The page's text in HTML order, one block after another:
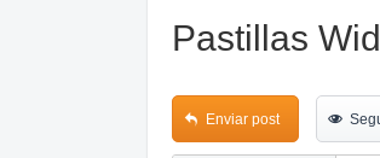
Pastillas
Enviar post